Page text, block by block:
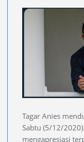
Tagar Anies
Sabtu (5/12/
mengapresiasi